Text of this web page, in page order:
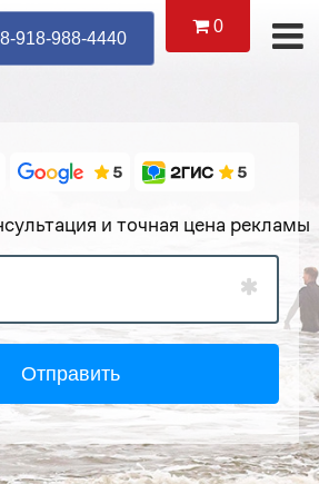
0
918-988-4440 Уже
и точная цена рекламы
Отправить